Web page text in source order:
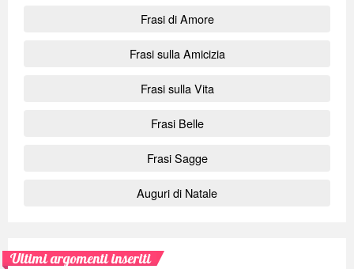
Frasi di Amore
Frasi sulla Amicizia
Frasi sulla Vita
Frasi Belle
Frasi Sagge
Auguri di Natale
Ultimi argomenti inseriti